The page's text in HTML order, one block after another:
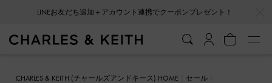
LINEお友だち追加＋アカウント連携でクーポンプレゼント！
CHARLES & KEITH (チャールズアンドキース) HOME
セール